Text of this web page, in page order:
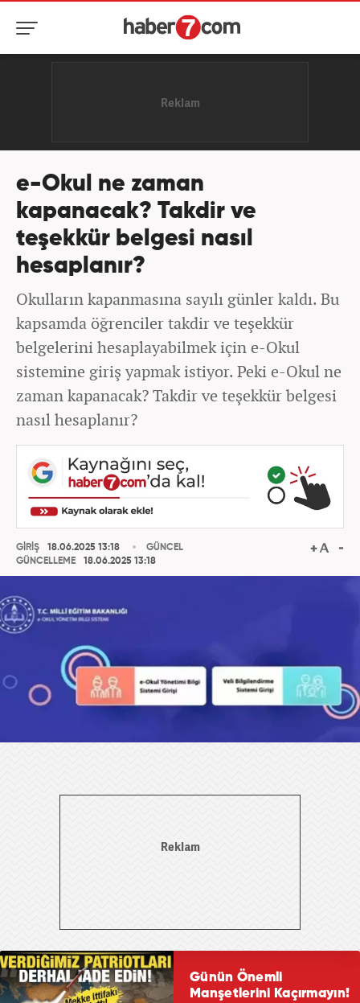
e-Okul ne zaman
kapanacak? Takdir ve
teşekkür belgesi nasıl
hesaplanır?
Okulların kapanmasına sayılı günler kaldı. Bu
kapsamda öğrenciler takdir ve teşekkür
belgelerini hesaplayabilmek için e-Okul
sistemine giriş yapmak istiyor. Peki e-Okul ne
zaman kapanacak? Takdir ve teşekkür belgesi
nasıl hesaplanır?
GİRİŞ
18.06.2025 13:18
GÜNCELLEME
18.06.2025 13:18
GÜNCEL